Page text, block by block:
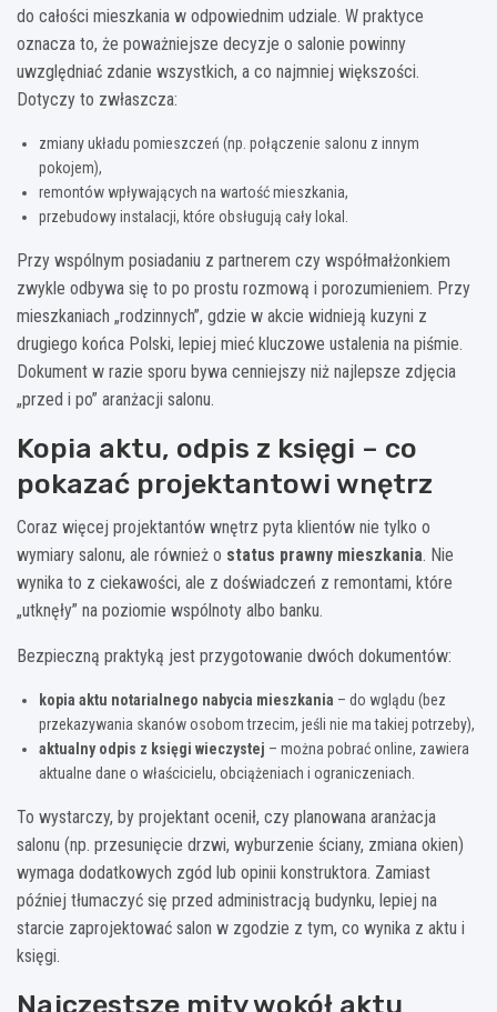
do całości mieszkania w odpowiednim udziale. W praktyce
oznacza to, że poważniejsze decyzje o salonie powinny
uwzględniać zdanie wszystkich, a co najmniej większości.
Dotyczy to zwłaszcza:
zmiany układu pomieszczeń (np. połączenie salonu z innym
pokojem),
remontów wpływających na wartość mieszkania,
przebudowy instalacji, które obsługują cały lokal.
Przy wspólnym posiadaniu z partnerem czy współmałżonkiem
zwykle odbywa się to po prostu rozmową i porozumieniem. Przy
mieszkaniach „rodzinnych”, gdzie w akcie widnieją kuzyni z
drugiego końca Polski, lepiej mieć kluczowe ustalenia na piśmie.
Dokument w razie sporu bywa cenniejszy niż najlepsze zdjęcia
„przed i po” aranżacji salonu.
Kopia aktu, odpis z księgi – co
pokazać projektantowi wnętrz
Coraz więcej projektantów wnętrz pyta klientów nie tylko o
wymiary salonu, ale również o status prawny mieszkania. Nie
wynika to z ciekawości, ale z doświadczeń z remontami, które
„utknęły” na poziomie wspólnoty albo banku.
Bezpieczną praktyką jest przygotowanie dwóch dokumentów:
kopia aktu notarialnego nabycia mieszkania – do wglądu (bez
przekazywania skanów osobom trzecim, jeśli nie ma takiej potrzeby),
aktualny odpis z księgi wieczystej – można pobrać online, zawiera
aktualne dane o właścicielu, obciążeniach i ograniczeniach.
To wystarczy, by projektant ocenił, czy planowana aranżacja
salonu (np. przesunięcie drzwi, wyburzenie ściany, zmiana okien)
wymaga dodatkowych zgód lub opinii konstruktora. Zamiast
później tłumaczyć się przed administracją budynku, lepiej na
starcie zaprojektować salon w zgodzie z tym, co wynika z aktu i
księgi.
Najczęstsze mity wokół aktu